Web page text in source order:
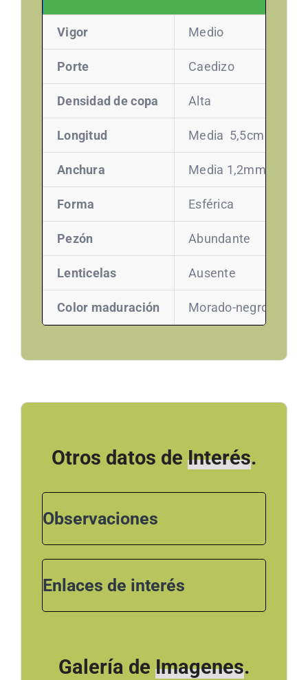
Vigor Medio
Porte Caedizo
Densidad de copa Alta
Longitud Media 5,5cm
Anchura Media 1,2mm
Forma Esférica
Pezón Abundante
Lenticelas Ausente
Color maduración Morado-negro
Otros datos de Interés.
Observaciones
Enlaces de interés
Galería de Imagenes.